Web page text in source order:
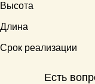
Высота
Длина
Срок реализации
Есть